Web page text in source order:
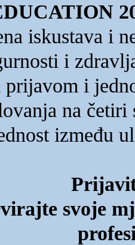
iskustava i
i
prijavom i
na
između
svoje